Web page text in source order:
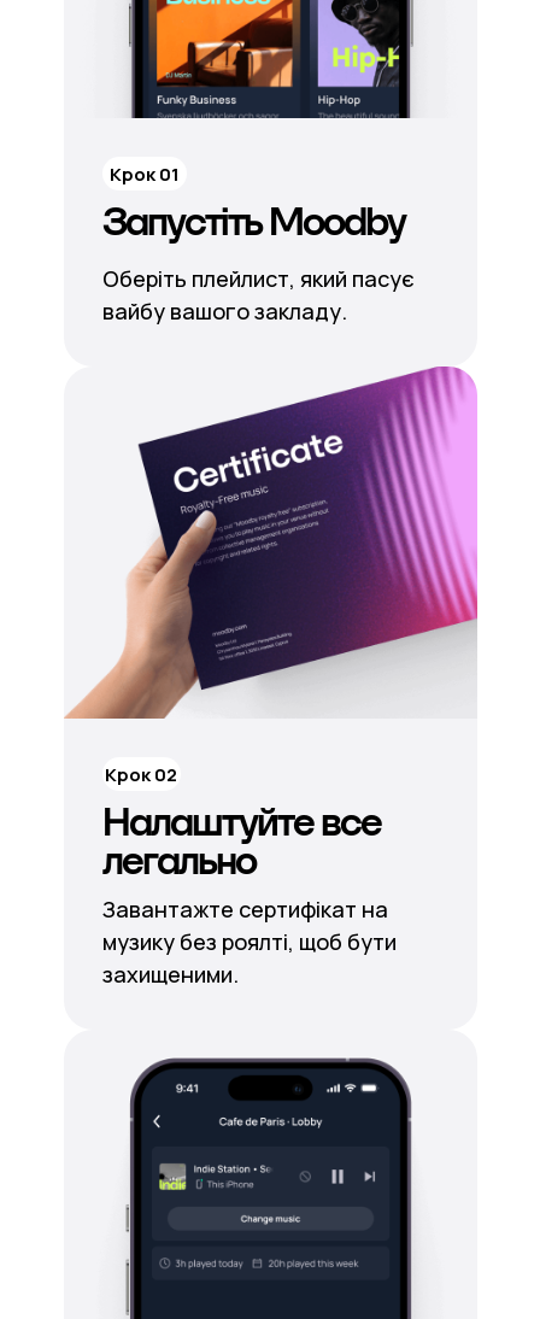
Запустіть Moodby
Оберіть плейлист, який пасує
вайбу вашого закладу.
Крок 01
Налаштуйте все
легально
Завантажте сертифікат на
музику без роялті, щоб бути
захищеними.
Крок 02